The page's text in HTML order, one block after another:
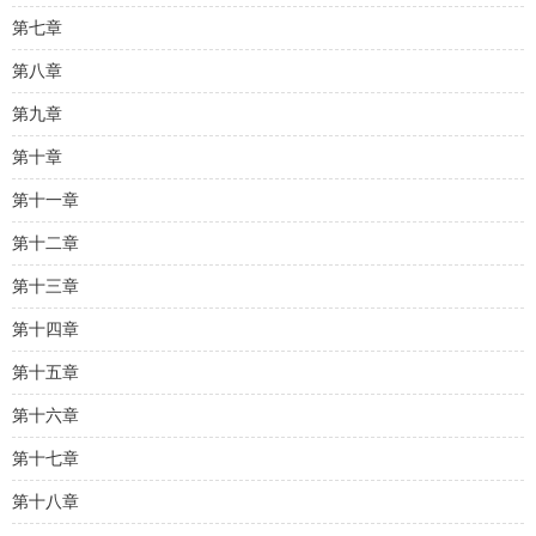
第七章
第八章
第九章
第十章
第十一章
第十二章
第十三章
第十四章
第十五章
第十六章
第十七章
第十八章